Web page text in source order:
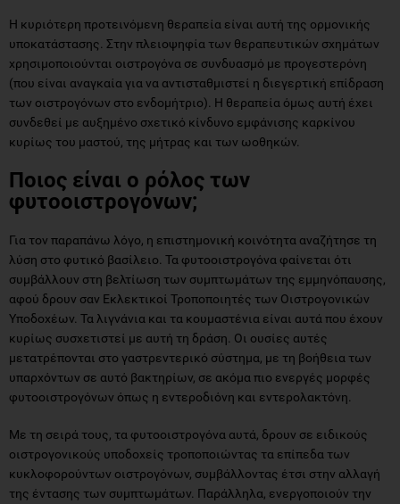
Η κυριότερη προτεινόμενη θεραπεία είναι αυτή της ορμονικής
υποκατάστασης. Στην πλειοψηφία των θεραπευτικών σχημάτων
χρησιμοποιούνται οιστρογόνα σε συνδυασμό με προγεστερόνη
(που είναι αναγκαία για να αντισταθμιστεί η διεγερτική επίδραση
των οιστρογόνων στο ενδομήτριο). Η θεραπεία όμως αυτή έχει
συνδεθεί με αυξημένο σχετικό κίνδυνο εμφάνισης καρκίνου
κυρίως του μαστού, της μήτρας και των ωοθηκών.
Ποιος είναι ο ρόλος των
φυτοοιστρογόνων;
Για τον παραπάνω λόγο, η επιστημονική κοινότητα αναζήτησε τη
λύση στο φυτικό βασίλειο. Τα φυτοοιστρογόνα φαίνεται ότι
συμβάλλουν στη βελτίωση των συμπτωμάτων της εμμηνόπαυσης,
αφού δρουν σαν Εκλεκτικοί Τροποποιητές των Οιστρογονικών
Υποδοχέων. Τα λιγνάνια και τα κουμαστένια είναι αυτά που έχουν
κυρίως συσχετιστεί με αυτή τη δράση. Οι ουσίες αυτές
μετατρέπονται στο γαστρεντερικό σύστημα, με τη βοήθεια των
υπαρχόντων σε αυτό βακτηρίων, σε ακόμα πιο ενεργές μορφές
φυτοοιστρογόνων όπως η εντεροδιόνη και εντερολακτόνη.
Με τη σειρά τους, τα φυτοοιστρογόνα αυτά, δρουν σε ειδικούς
οιστρογονικούς υποδοχείς τροποποιώντας τα επίπεδα των
κυκλοφορούντων οιστρογόνων, συμβάλλοντας έτσι στην αλλαγή
της έντασης των συμπτωμάτων. Παράλληλα, ενεργοποιούν την